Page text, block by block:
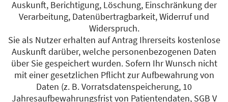
Auskunft, Berichtigung, Löschung, Einschränkung der
Verarbeitung, Datenübertragbarkeit, Widerruf und
Widerspruch.
Sie als Nutzer erhalten auf Antrag Ihrerseits kostenlose
Auskunft darüber, welche personenbezogenen Daten
über Sie gespeichert wurden. Sofern Ihr Wunsch nicht
mit einer gesetzlichen Pflicht zur Aufbewahrung von
Daten (z. B. Vorratsdatenspeicherung, 10
Jahresaufbewahrungsfrist von Patientendaten, SGB V